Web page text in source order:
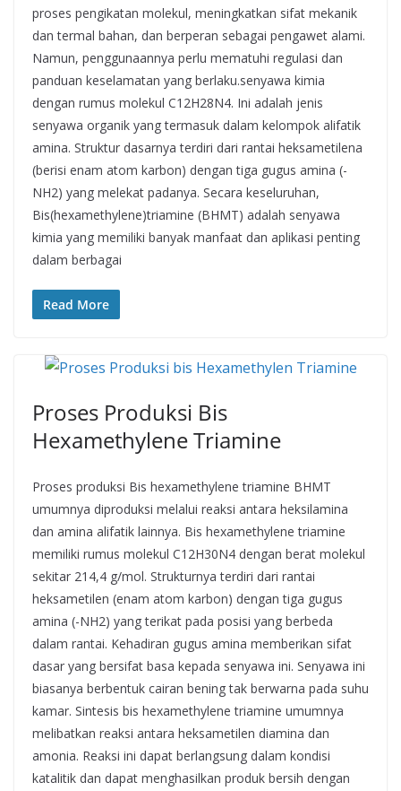
proses pengikatan molekul, meningkatkan sifat mekanik
dan termal bahan, dan berperan sebagai pengawet alami.
Namun, penggunaannya perlu mematuhi regulasi dan
panduan keselamatan yang berlaku.senyawa kimia
dengan rumus molekul C12H28N4. Ini adalah jenis
senyawa organik yang termasuk dalam kelompok alifatik
amina. Struktur dasarnya terdiri dari rantai heksametilena
(berisi enam atom karbon) dengan tiga gugus amina (-
NH2) yang melekat padanya. Secara keseluruhan,
Bis(hexamethylene)triamine (BHMT) adalah senyawa
kimia yang memiliki banyak manfaat dan aplikasi penting
dalam berbagai
Read More
Proses Produksi Bis
Hexamethylene Triamine
Proses produksi Bis hexamethylene triamine BHMT
umumnya diproduksi melalui reaksi antara heksilamina
dan amina alifatik lainnya. Bis hexamethylene triamine
memiliki rumus molekul C12H30N4 dengan berat molekul
sekitar 214,4 g/mol. Strukturnya terdiri dari rantai
heksametilen (enam atom karbon) dengan tiga gugus
amina (-NH2) yang terikat pada posisi yang berbeda
dalam rantai. Kehadiran gugus amina memberikan sifat
dasar yang bersifat basa kepada senyawa ini. Senyawa ini
biasanya berbentuk cairan bening tak berwarna pada suhu
kamar. Sintesis bis hexamethylene triamine umumnya
melibatkan reaksi antara heksametilen diamina dan
amonia. Reaksi ini dapat berlangsung dalam kondisi
katalitik dan dapat menghasilkan produk bersih dengan